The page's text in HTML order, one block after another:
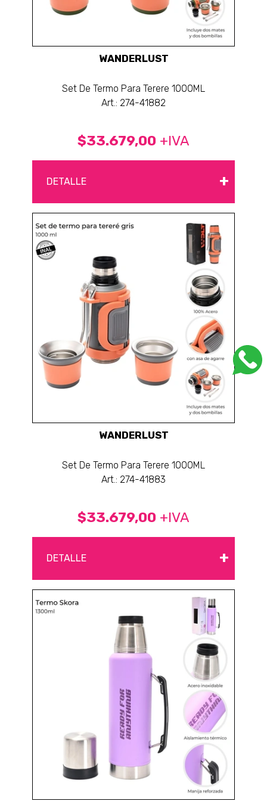
WANDERLUST
Set De Termo Para Terere 1000ML
Art.: 274-41882
$33.679,00 +IVA
DETALLE +
WANDERLUST
Set De Termo Para Terere 1000ML
Art.: 274-41883
$33.679,00 +IVA
DETALLE +